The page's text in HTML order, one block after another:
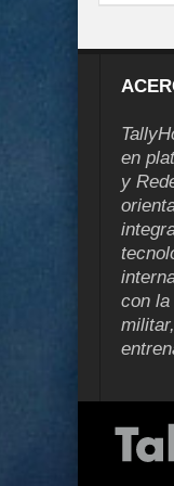
en
y
con